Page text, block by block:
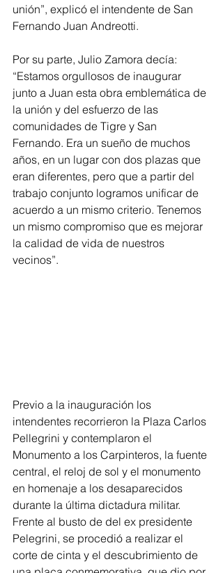
unión”, explicó el intendente de San
Fernando Juan Andreotti.
Por su parte, Julio Zamora decía:
“Estamos orgullosos de inaugurar
junto a Juan esta obra emblemática de
la unión y del esfuerzo de las
comunidades de Tigre y San
Fernando. Era un sueño de muchos
años, en un lugar con dos plazas que
eran diferentes, pero que a partir del
trabajo conjunto logramos unificar de
acuerdo a un mismo criterio. Tenemos
un mismo compromiso que es mejorar
la calidad de vida de nuestros
vecinos”.
Previo a la inauguración los
intendentes recorrieron la Plaza Carlos
Pellegrini y contemplaron el
Monumento a los Carpinteros, la fuente
central, el reloj de sol y el monumento
en homenaje a los desaparecidos
durante la última dictadura militar.
Frente al busto de del ex presidente
Pelegrini, se procedió a realizar el
corte de cinta y el descubrimiento de